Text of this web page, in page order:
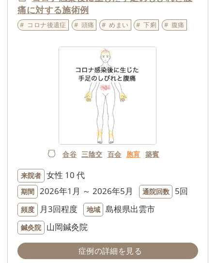
痛に対する施術例
コロナ後遺症 頭痛 めまい 下痢 腹痛
合谷 三陰交 百会 胞肓 築賓
来院者 女性 10 代
期間 2026年1月 ～ 2026年5月 通院回数 5回
頻度 月3回程度 地域 島根県出雲市
鍼灸院 山岡鍼灸院
症例の詳細を見る